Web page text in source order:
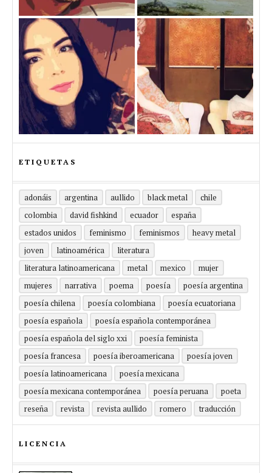
ETIQUETAS
adonáis argentina aullido black metal
chile
colombia
david fishkind ecuador
españa
estados unidos
feminismo feminismos
heavy metal
joven
latinoamérica
literatura
literatura latinoamericana
metal mexico
mujer
mujeres
narrativa poema poesía
poesía argentina
poesía chilena
poesía colombiana
poesía ecuatoriana
poesía española
poesía española contemporánea
poesía española del siglo xxi
poesía feminista
poesía francesa
poesía iberoamericana
poesía joven
poesía latinoamericana
poesía mexicana
poesía mexicana contemporánea
poesía peruana
poeta
reseña
revista revista aullido romero traducción
LICENCIA